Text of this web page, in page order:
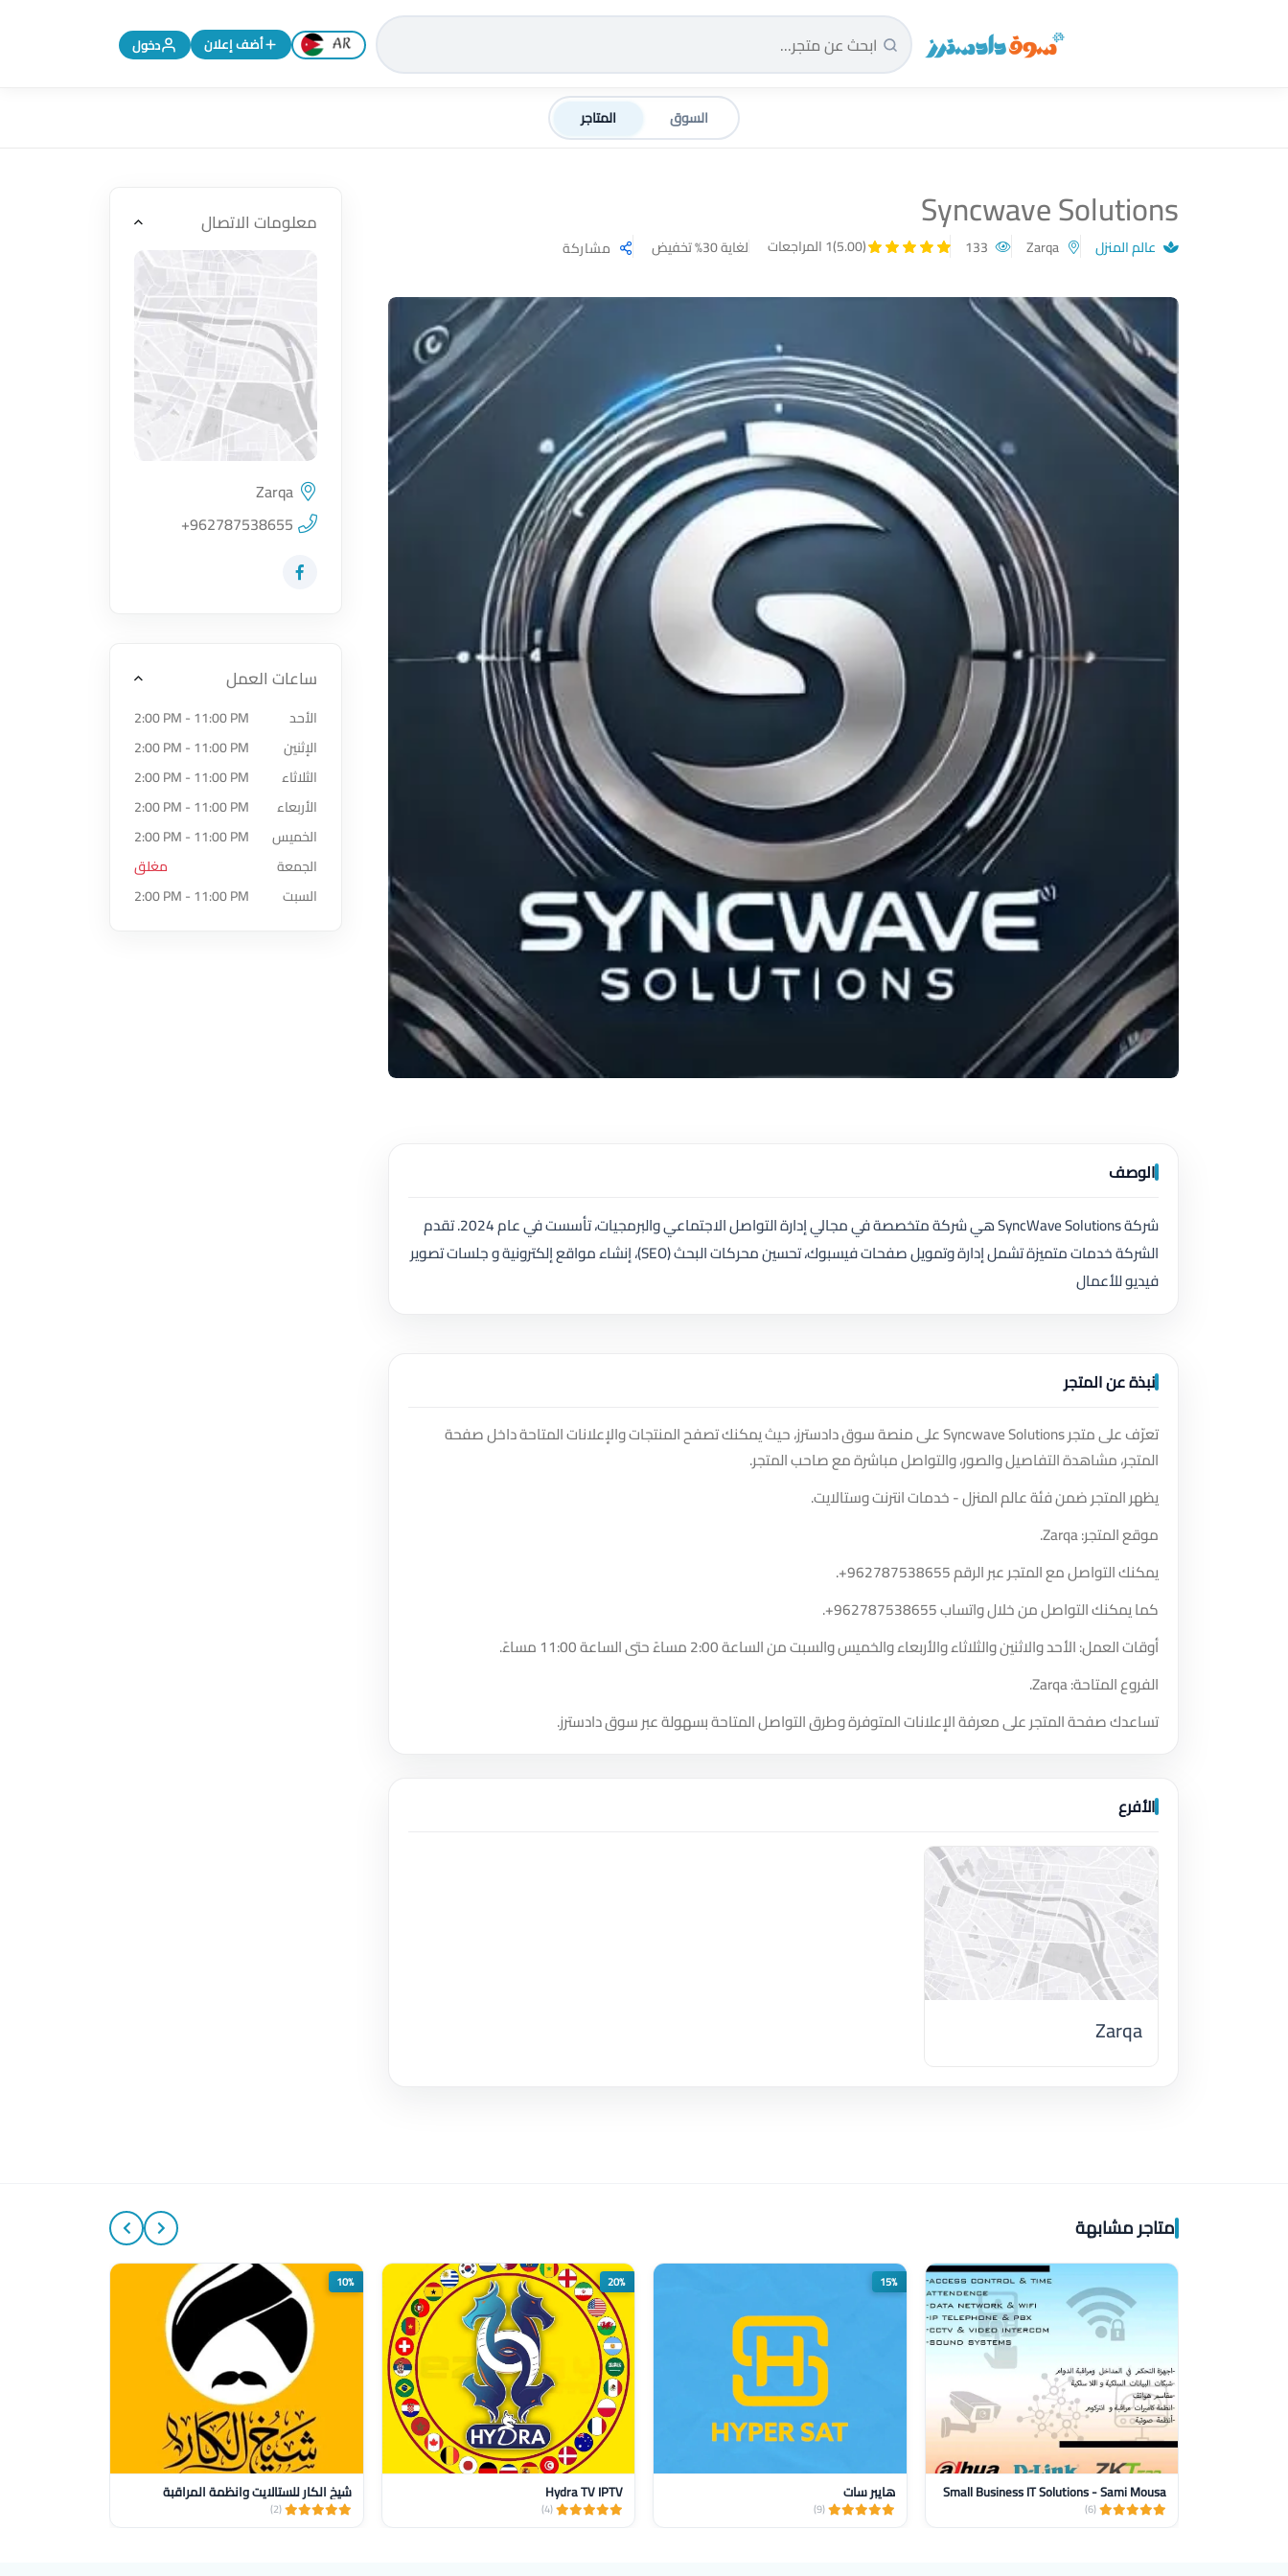
سوق دادسترز الرئيسية تغيير اللغة إلى الإنجليزية
أضف إعلان دخول
السوق المتاجر
Syncwave Solutions
عالم المنزل (5.00) 1 المراجعات لغاية 30% تخفيض مشاركة
الوصف
شركة SyncWave Solutions هي شركة متخصصة في مجالي إدارة التواصل الاجتماعي والبرمجيات، تأسست في عام 2024. تقدم
الشركة خدمات متميزة تشمل إدارة وتمويل صفحات فيسبوك، تحسين محركات البحث (SEO)، إنشاء مواقع إلكترونية و جلسات تصوير
فيديو للأعمال
نبذة عن المتجر
تعرّف على متجر Syncwave Solutions على منصة سوق دادسترز، حيث يمكنك تصفح المنتجات والإعلانات المتاحة داخل صفحة
المتجر، مشاهدة التفاصيل والصور، والتواصل مباشرة مع صاحب المتجر.
يظهر المتجر ضمن فئة عالم المنزل - خدمات انترنت وستالايت.
موقع المتجر: Zarqa.
يمكنك التواصل مع المتجر عبر الرقم+962787538655
.
كما يمكنك التواصل من خلال واتساب+962787538655
.
أوقات العمل: الأحد والاثنين والثلاثاء والأربعاء والخميس والسبت من الساعة 2:00 مساءً حتى الساعة 11:00 مساءً.
الفروع المتاحة: Zarqa.
تساعدك صفحة المتجر على معرفة الإعلانات المتوفرة وطرق التواصل المتاحة بسهولة عبر سوق دادسترز.
الأفرع
Zarqa
معلومات الاتصال
اضغط لتحميل الموقع
Zarqa
+962787538655
زيارة حساب المتجر على Facebook-f
ساعات العمل
الأحد
2:00 PM - 11:00 PM
الإثنين
2:00 PM - 11:00 PM
الثلاثاء
2:00 PM - 11:00 PM
الأربعاء
2:00 PM - 11:00 PM
الخميس
2:00 PM - 11:00 PM
الجمعة
مغلق
السبت
2:00 PM - 11:00 PM
متاجر مشابهة
Small Business IT Solutions - Sami Mousa
(6)
15%
هايبر سات
(9)
20%
Hydra TV IPTV
(4)
10%
شيخ الكار للستالايت وانظمة المراقبة
(2)